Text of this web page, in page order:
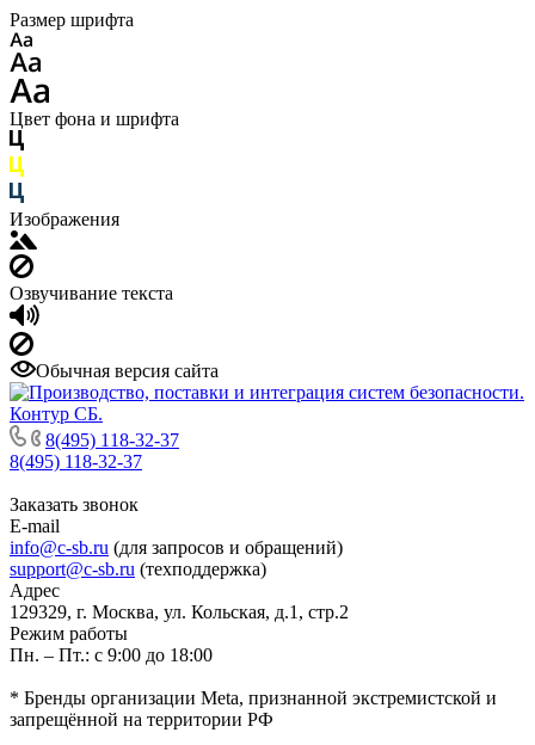
Размер шрифта
Цвет фона и шрифта
Изображения
Озвучивание текста
Обычная версия сайта
8(495) 118-32-37
8(495) 118-32-37
Заказать звонок
E-mail
info@c-sb.ru (для запросов и обращений)
support@c-sb.ru (техподдержка)
Адрес
129329, г. Москва, ул. Кольская, д.1, стр.2
Режим работы
Пн. – Пт.: с 9:00 до 18:00
* Бренды организации Meta, признанной экстремистской и
запрещённой на территории РФ